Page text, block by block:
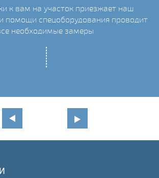
к вам на участок приезжает наш
помощи спецоборудования проводит
необходимые замеры